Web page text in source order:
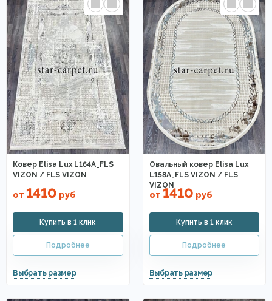
Ковер Elisa Lux L164A_FLS
VIZON / FLS VIZON
от 1410 руб
Овальный ковер Elisa Lux
L158A_FLS VIZON / FLS
VIZON
от 1410 руб